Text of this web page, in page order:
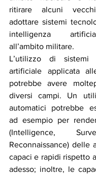
ritirare alcuni
adottare sistemi
intelligenza
all’ambito militare.
L’utilizzo di sistemi
artificiale applicata
potrebbe avere
diversi campi. Un
automatici potrebbe
ad esempio per
(Intelligence,
Reconnaissance) delle
capaci e rapidi rispetto
adesso; inoltre, le